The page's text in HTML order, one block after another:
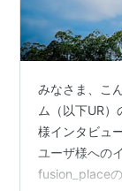
みなさま、こ
ム（以下UR
様インタビュ
ユーザ様への
fusion_place